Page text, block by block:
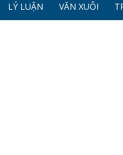
LÝ LUẬN VĂN XUÔI